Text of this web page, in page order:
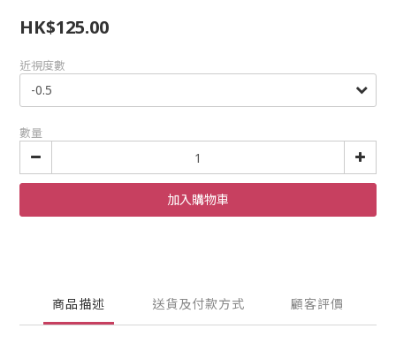
HK$125.00
近視度數
數量
加入購物車
商品描述 送貨及付款方式 顧客評價